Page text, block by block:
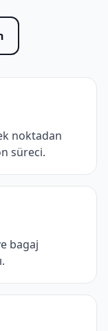
noktadan
süreci.
bagaj